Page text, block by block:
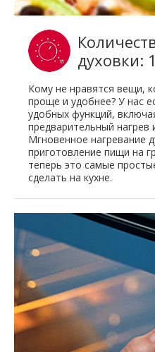
духовки:
Кому не нравятся вещи,
проще и удобнее? У нас
удобных функций,
предварительный нагрев
Мгновенное нагревание
приготовление пищи на
теперь это самые
сделать на кухне.